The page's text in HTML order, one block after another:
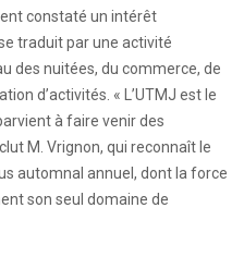
constaté un intérêt
traduit par une activité
des nuitées, du commerce, de
d’activités. « L’UTMJ est le
à faire venir des
M. Vrignon, qui reconnaît le
automnal annuel, dont la force
son seul domaine de